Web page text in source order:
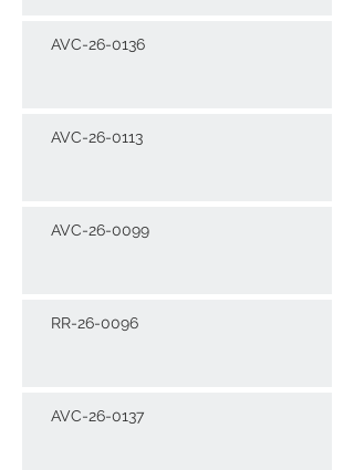
AVC-26-0136
AVC-26-0113
AVC-26-0099
RR-26-0096
AVC-26-0137